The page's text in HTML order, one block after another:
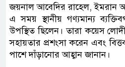
জয়নাল আবেদির রাহেল, ইমরান
এ সময় স্থানীয় গণ্যমান্য
উপস্থিত ছিলেন। তারা কয়েস
সহায়তার প্রশংসা করেন এবং
পাশে দাঁড়ানোর আহ্বান জানান।